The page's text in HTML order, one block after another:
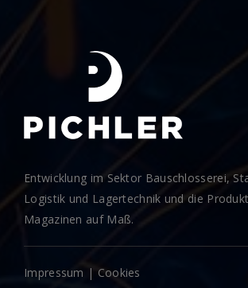
Entwicklung im Sektor Bauschlosserei,
Logistik und Lagertechnik und die
Magazinen auf Maß.
Impressum | Cookies